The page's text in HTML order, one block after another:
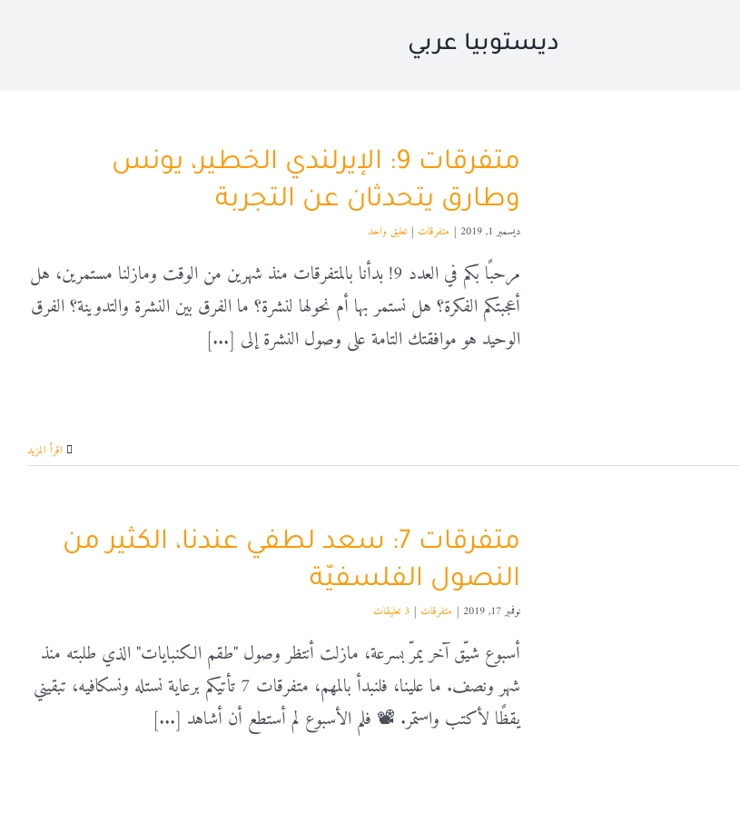
ديستوبيا عربي
متفرقات 9: الإيرلندي الخطير، يونس
وطارق يتحدثان عن التجربة
ديسمبر 1, 2019 | متفرقات | تعليق واحد
مرحبًا بكم في العدد 9! بدأنا بالمتفرقات منذ شهرين من الوقت ومازلنا مستمرين، هل
أعجبتكم الفكرة؟ هل نستمر بها أم نحولها لنشرة؟ ما الفرق بين النشرة والتدوينة؟ الفرق
الوحيد هو موافقتك التامة على وصول النشرة إلى [...]
متفرقات 7: سعد لطفي عندنا، الكثير من
النصول الفلسفيّة
نوفمبر 17, 2019 | متفرقات | 3 تعليقات
أسبوع شيّق آخر يمرّ بسرعة، مازلت أنتظر وصول "طقم الكنبايات" الذي طلبته منذ
شهر ونصف. ما علينا، فلنبدأ بالمهم، متفرقات 7 تأتيكم برعاية نستله ونسكافيه، تبقيني
يقظًا لأكتب واستمر. 📽️ فلم الأسبوع لم أستطع أن أشاهد [...]